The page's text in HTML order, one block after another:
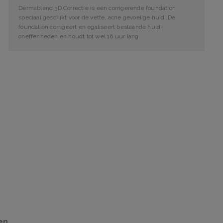
Dermablend 3D Correctie is een corrigerende foundation
speciaal geschikt voor de vette, acne gevoelige huid. De
foundation corrigeert en egaliseert bestaande huid-
oneffenheden en houdt tot wel 16 uur lang.